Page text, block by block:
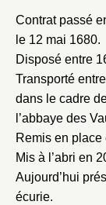
Contrat passé
le 12 mai 1680.
Disposé entre
Transporté
dans le cadre
l’abbaye des
Remis en
Mis à l’abri en
Aujourd’hui
écurie.